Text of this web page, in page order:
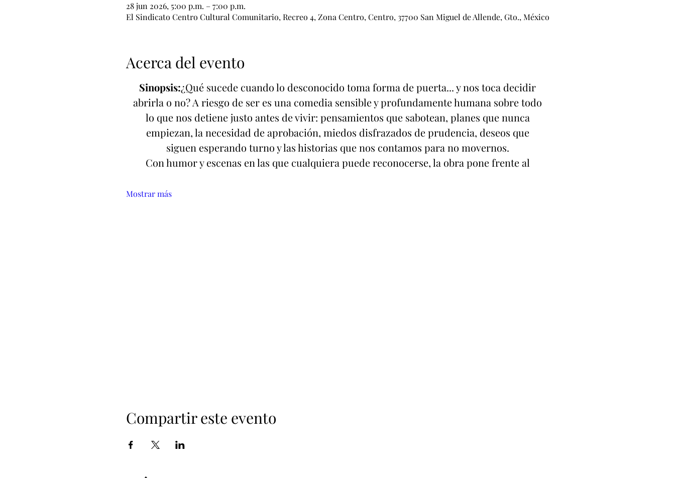
28 jun 2026, 5:00 p.m. – 7:00 p.m.
El Sindicato Centro Cultural Comunitario, Recreo 4, Zona Centro, Centro, 37700 San Miguel de Allende, Gto., México
Acerca del evento
Sinopsis:¿Qué sucede cuando lo desconocido toma forma de puerta... y nos toca decidir
abrirla o no? A riesgo de ser es una comedia sensible y profundamente humana sobre todo
lo que nos detiene justo antes de vivir: pensamientos que sabotean, planes que nunca
empiezan, la necesidad de aprobación, miedos disfrazados de prudencia, deseos que
siguen esperando turno y las historias que nos contamos para no movernos.
Con humor y escenas en las que cualquiera puede reconocerse, la obra pone frente al
Mostrar más
Compartir este evento